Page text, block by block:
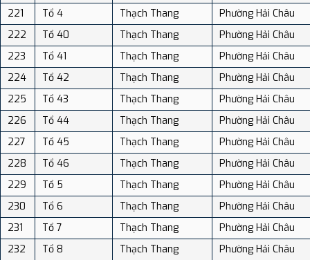
221
Tổ 4 Thạch Thang
Phường Hải Châu
222
Tổ 40 Thạch Thang
Phường Hải Châu
223
Tổ 41 Thạch Thang
Phường Hải Châu
224
Tổ 42 Thạch Thang
Phường Hải Châu
225
Tổ 43 Thạch Thang
Phường Hải Châu
226
Tổ 44 Thạch Thang
Phường Hải Châu
227
Tổ 45 Thạch Thang
Phường Hải Châu
228
Tổ 46 Thạch Thang
Phường Hải Châu
229
Tổ 5 Thạch Thang
Phường Hải Châu
230
Tổ 6 Thạch Thang
Phường Hải Châu
231
Tổ 7 Thạch Thang
Phường Hải Châu
232
Tổ 8 Thạch Thang
Phường Hải Châu